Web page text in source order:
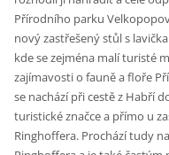
Přírodního parku
nový zastřešený stůl s
kde se zejména malí turisté
zajímavosti o fauně a floře
se nachází při cestě z Habří
turistické značce a přímo u
Ringhoffera. Prochází tudy